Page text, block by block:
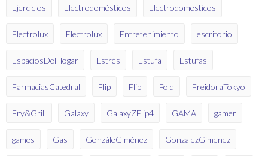
Ejercicios Electrodomésticos Electrodomesticos
Electrolux Electrolux Entretenimiento escritorio
EspaciosDelHogar Estrés Estufa Estufas
FarmaciasCatedral Flip Flip Fold FreidoraTokyo
Fry&Grill Galaxy GalaxyZFlip4 GAMA gamer
games Gas GonzáleGiménez GonzalezGimenez